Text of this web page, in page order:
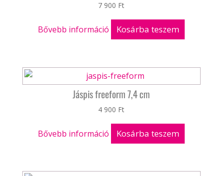
7 900 Ft
Bővebb információ Kosárba teszem
Jáspis freeform 7,4 cm
4 900 Ft
Bővebb információ Kosárba teszem